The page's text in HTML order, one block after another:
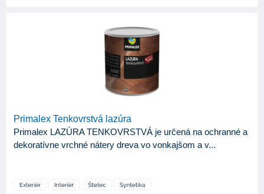
Primalex Tenkovrstvá lazúra
Primalex LAZÚRA TENKOVRSTVÁ je určená na ochranné a
dekoratívne vrchné nátery dreva vo vonkajšom a v...